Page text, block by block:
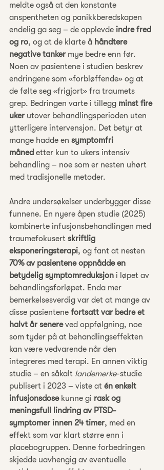
meldte også at den konstante
anspentheten og panikkberedskapen
endelig ga seg – de opplevde indre fred
og ro, og at de klarte å håndtere
negative tanker mye bedre enn før.
Noen av pasientene i studien beskrev
endringene som «forbløffende» og at
de følte seg «frigjort» fra traumets
grep. Bedringen varte i tillegg minst fire
uker utover behandlingsperioden uten
ytterligere intervensjon. Det betyr at
mange hadde en symptomfri
måned etter kun to ukers intensiv
behandling – noe som er nesten uhørt
med tradisjonelle metoder.
Andre undersøkelser underbygger disse
funnene. En nyere åpen studie (2025)
kombinerte infusjonsbehandlingen med
traumefokusert skriftlig
eksponeringsterapi, og fant at nesten
70% av pasientene oppnådde en
betydelig symptomreduksjon i løpet av
behandlingsforløpet. Enda mer
bemerkelsesverdig var det at mange av
disse pasientene fortsatt var bedre et
halvt år senere ved oppfølgning, noe
som tyder på at behandlingseffekten
kan være vedvarende når den
integreres med terapi. En annen viktig
studie – en såkalt landemerke-studie
publisert i 2023 – viste at én enkelt
infusjonsdose kunne gi rask og
meningsfull lindring av PTSD-
symptomer innen 24 timer, med en
effekt som var klart større enn i
placebogruppen. Denne forbedringen
skjedde uavhengig av eventuelle